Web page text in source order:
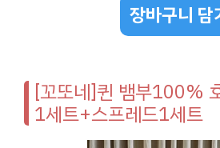
장바구니 담
[꼬또네]퀸 뱀부100%
1세트+스프레드1세트